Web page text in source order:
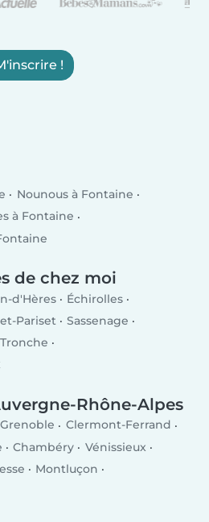
!
Nounous à Fontaine
à Fontaine
de chez moi
d'Hères
Échirolles
Pariset
Sassenage
Rhône-Alpes
Grenoble
Clermont-Ferrand
Chambéry
Vénissieux
Montluçon